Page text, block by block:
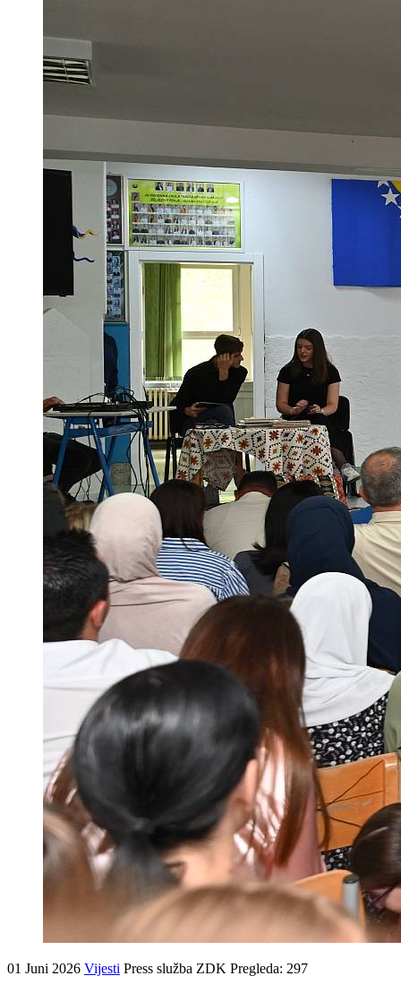
01 Juni 2026 Vijesti Press služba ZDK Pregleda: 297